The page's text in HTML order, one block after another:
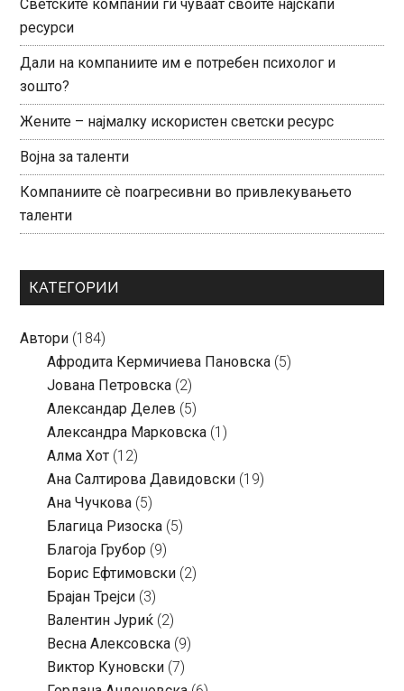
Светските компании ги чуваат своите најскапи
ресурси
Дали на компаниите им е потребен психолог и
зошто?
Жените – најмалку искористен светски ресурс
Војна за таленти
Компаниите сè поагресивни во привлекувањето
таленти
КАТЕГОРИИ
Автори (184)
Aфродита Кермичиева Пановска (5)
Јована Петровска (2)
Александар Делев (5)
Александра Марковска (1)
Алма Хот (12)
Ана Салтирова Давидовски (19)
Ана Чучкова (5)
Благица Ризоска (5)
Благоја Грубор (9)
Борис Ефтимовски (2)
Брајан Трејси (3)
Валентин Јуриќ (2)
Весна Алексовска (9)
Виктор Куновски (7)